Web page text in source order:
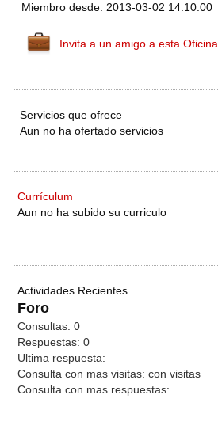
Miembro desde: 2013-03-02 14:10:00
Invita a un amigo a esta Oficina
Servicios que ofrece
Aun no ha ofertado servicios
Currículum
Aun no ha subido su curriculo
Actividades Recientes
Foro
Consultas: 0
Respuestas: 0
Ultima respuesta:
Consulta con mas visitas: con visitas
Consulta con mas respuestas: